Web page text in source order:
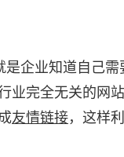
企业知道自己
业完全无关的网
友情链接，这样